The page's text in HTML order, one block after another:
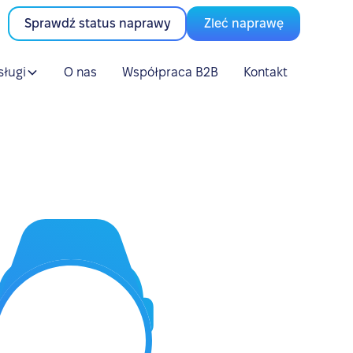
Sprawdź status naprawy Zleć naprawę
O nas Współpraca B2B Kontakt